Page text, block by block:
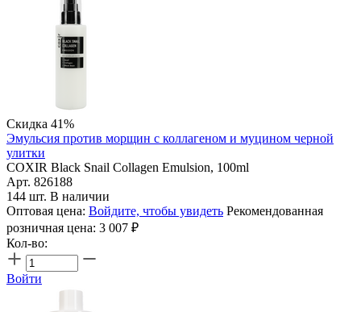
Скидка 41%
Эмульсия против морщин с коллагеном и муцином черной
улитки
COXIR Black Snail Collagen Emulsion, 100ml
Арт. 826188
144 шт. В наличии
Оптовая цена: Войдите, чтобы увидеть Рекомендованная
розничная цена: 3 007 ₽
Кол-во:
Войти